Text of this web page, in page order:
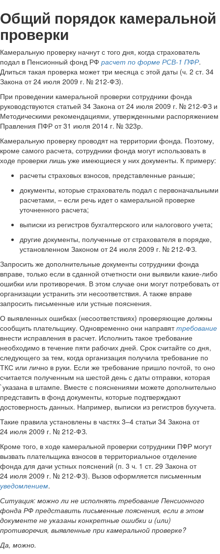
Общий порядок камеральной
проверки
Камеральную проверку начнут с того дня, когда страхователь
подал в Пенсионный фонд РФ расчет по форме РСВ-1 ПФР.
Длиться такая проверка может три месяца с этой даты (ч. 2 ст. 34
Закона от 24 июля 2009 г. № 212-ФЗ).
При проведении камеральной проверки сотрудники фонда
руководствуются статьей 34 Закона от 24 июля 2009 г. № 212-ФЗ и
Методическими рекомендациями, утвержденными распоряжением
Правления ПФР от 31 июля 2014 г. № 323р.
Камеральную проверку проводят на территории фонда. Поэтому,
кроме самого расчета, сотрудники фонда могут использовать в
ходе проверки лишь уже имеющиеся у них документы. К примеру:
расчеты страховых взносов, представленные раньше;
документы, которые страхователь подал с первоначальными
расчетами, – если речь идет о камеральной проверке
уточненного расчета;
выписки из регистров бухгалтерского или налогового учета;
другие документы, полученные от страхователя в порядке,
установленном Законом от 24 июля 2009 г. № 212-ФЗ.
Запросить же дополнительные документы сотрудники фонда
вправе, только если в сданной отчетности они выявили какие-либо
ошибки или противоречия. В этом случае они могут потребовать от
организации устранить эти несоответствия. А также вправе
запросить письменные или устные пояснения.
О выявленных ошибках (несоответствиях) проверяющие должны
сообщить плательщику. Одновременно они направяттребование
внести исправления в расчет. Исполнить такое требование
необходимо в течение пяти рабочих дней. Срок считайте со дня,
следующего за тем, когда организация получила требование по
ТКС или лично в руки. Если же требование пришло почтой, то оно
считается полученным на шестой день с даты отправки, которая
`указана в штампе. Вместе с пояснениями можете дополнительно
представить в фонд документы, которые подтверждают
достоверность данных. Например, выписки из регистров бухучета.
Такие правила установлены в частях 3–4 статьи 34 Закона от
24 июля 2009 г. № 212-ФЗ.
Кроме того, в ходе камеральной проверки сотрудники ПФР могут
вызвать плательщика взносов в территориальное отделение
фонда для дачи устных пояснений (п. 3 ч. 1 ст. 29 Закона от
24 июля 2009 г. № 212-ФЗ). Вызов оформляется письменным
уведомлением.
Ситуация: можно ли не исполнять требование Пенсионного
фонда РФ представить письменные пояснения, если в этом
документе не указаны конкретные ошибки и (или)
противоречия, выявленные при камеральной проверке?
Да, можно.